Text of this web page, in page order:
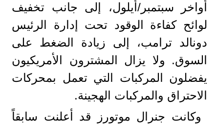
أواخر سبتمبر/أيلول، إلى جانب تخفيف
لوائح كفاءة الوقود تحت إدارة الرئيس
دونالد ترامب، إلى زيادة الضغط على
السوق. ولا يزال المشترون الأمريكيون
يفضلون المركبات التي تعمل بمحركات
الاحتراق والمركبات الهجينة.
وكانت جنرال موتورز قد أعلنت سابقاً